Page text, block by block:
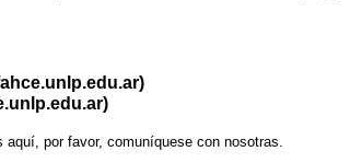
por favor, comuníquese con nosotras.